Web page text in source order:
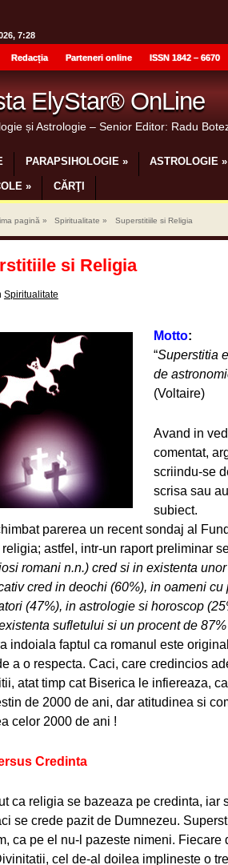
7:28
Redacția Parteneri online ISSN 1842 – 6670
ElyStar® OnLine
și Astrologie – Senior Editor: Radu
PARAPSIHOLOGIE» ASTROLOGIE»
» CĂRŢI
pagină » Spiritualitate » Superstitiile si Religia
si Religia
Spiritualitate
Motto:
“Superstitia
de
(Voltaire)
Avand in
comentat,
scriindu-se
scrisa sau
subiect.
parerea un recent sondaj al
astfel, intr-un raport preliminar
romani n.n.) cred si in existenta
cred in deochi (60%), in oameni
(47%), in astrologie si horoscop
sufletului si un procent de
indoiala faptul ca romanul este
a o respecta. Caci, care credincios
atat timp cat Biserica le infiereaza,
de 2000 de ani, dar atitudinea si
celor 2000 de ani !
Credinta
ca religia se bazeaza pe credinta,
se crede pazit de Dumnezeu.
ca pe el nu-l pazeste nimeni. Fiecare
cel de-al doilea implineste o